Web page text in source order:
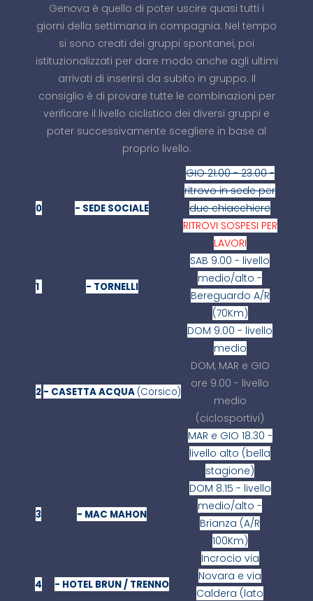
Genova è quello di poter uscire quasi tutti i
giorni della settimana in compagnia. Nel tempo
si sono creati dei gruppi spontanei, poi
istituzionalizzati per dare modo anche agli ultimi
arrivati di inserirsi da subito in gruppo. Il
consiglio è di provare tutte le combinazioni per
verificare il livello ciclistico dei diversi gruppi e
poter successivamente scegliere in base al
proprio livello.
0 - SEDE SOCIALE
GIO 21.00 - 23.00 -
ritrovo in sede per
due chiacchiere
RITROVI SOSPESI PER
LAVORI
1 - TORNELLI
SAB 9.00 - livello
medio/alto -
Bereguardo A/R
(70Km)
DOM 9.00 - livello
medio
2 - CASETTA ACQUA (Corsico)
DOM, MAR e GIO
ore 9.00 - livello
medio
(ciclosportivi)
MAR e GIO 18.30 -
livello alto (bella
stagione)
3 - MAC MAHON
DOM 8.15 - livello
medio/alto -
Brianza (A/R
100Km)
4 - HOTEL BRUN / TRENNO
Incrocio via
Novara e via
Caldera (lato